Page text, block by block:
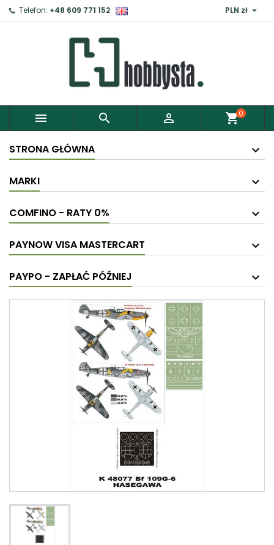
Telefon: +48 609 771 152 PLN zł 
   shopping_cart0
STRONA GŁÓWNA
MARKI
COMFINO - RATY 0%
PAYNOW VISA MASTERCART
PAYPO - ZAPŁAĆ PÓŹNIEJ